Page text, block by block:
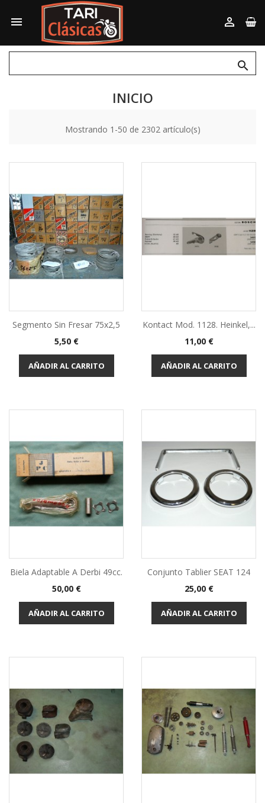
 

INICIO
Mostrando 1-50 de 2302 artículo(s)
Segmento Sin Fresar 75x2,5
Precio
5,50 €
AÑADIR AL CARRITO
Kontact Mod. 1128. Heinkel,...
Precio
11,00 €
AÑADIR AL CARRITO
Biela Adaptable A Derbi 49cc.
Precio
50,00 €
AÑADIR AL CARRITO
Conjunto Tablier SEAT 124
Precio
25,00 €
AÑADIR AL CARRITO